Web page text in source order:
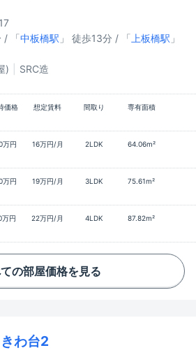
/ 「中板橋駅 」 徒歩13分 / 「 上板橋駅 」
) SRC造
価格 想定賃料 間取り
専有面積
万円 16万円/月 2LDK
64.06m²
万円 19万円/月 3LDK
75.61m²
万円 22万円/月 4LDK
87.82m²
の部屋価格を見る
わ台2